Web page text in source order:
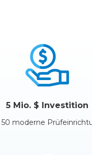
5 Mio. $ Investition
50 moderne